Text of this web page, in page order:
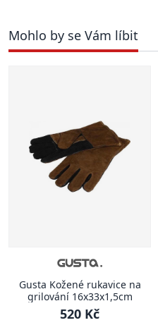
Mohlo by se Vám líbit
Gusta Kožené rukavice na
grilování 16x33x1,5cm
520 Kč